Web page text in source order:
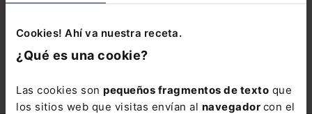
Cookies! Ahí va nuestra receta.
¿Qué es una cookie?
Las cookies son pequeños fragmentos de texto que
los sitios web que visitas envían al navegador con el